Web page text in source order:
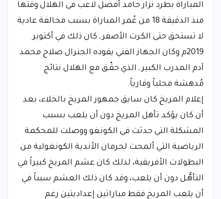
المباراة بطرد نزار حامد أفضل لاعب في الهلال وقتها
منذ الدقيقة 18 من عُمر المباراة بسبب مخالفة عادية
لا تستحق حتى الكرت الأصفر ـ كان ذلك في أكتوبر
2019م وكان الجهاز الفني يقوده الجنرال صلاح محمد
آدم المدرب الكبير ـ الذي حقّـق مع الهلال نتائج
مُدهشة محلياً وقارياً.
إعلام المريخ كان سايق جمهور المريخ بالخلاء، بعد
أن كان يؤكد تأهل المريخ دون أن يلعب بسبب
المشكلة التي حدثت في الكونغو ووصلت للمحكمة
الرياضية التي ألمحت لحرمان الأندية الكونغولية من
البطولات الأفريقية، لذلك كان عشم المريخ كبيراً في
التأهُّـل دون أن يلعب، وقد كان ذلك العشم سبباً في
أن يلعب المريخ فقط مباراتين إعداديتين رغم